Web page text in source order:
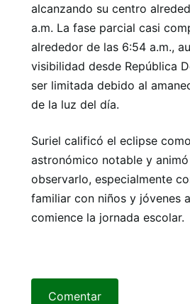
alcanzando su centro
a.m. La fase parcial casi
alrededor de las 6:54 a.m.,
visibilidad desde República
ser limitada debido al
de la luz del día.
Suriel calificó el eclipse
astronómico notable y
observarlo, especialmente
familiar con niños y jóvenes
comience la jornada escolar.
Comentar